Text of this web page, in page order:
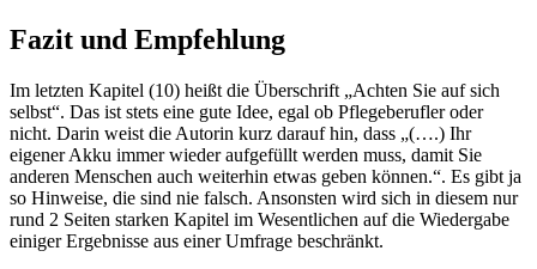
Fazit und Empfehlung
Im letzten Kapitel (10) heißt die Überschrift „Achten Sie auf sich
selbst“. Das ist stets eine gute Idee, egal ob Pflegeberufler oder
nicht. Darin weist die Autorin kurz darauf hin, dass „(….) Ihr
eigener Akku immer wieder aufgefüllt werden muss, damit Sie
anderen Menschen auch weiterhin etwas geben können.“. Es gibt ja
so Hinweise, die sind nie falsch. Ansonsten wird sich in diesem nur
rund 2 Seiten starken Kapitel im Wesentlichen auf die Wiedergabe
einiger Ergebnisse aus einer Umfrage beschränkt.